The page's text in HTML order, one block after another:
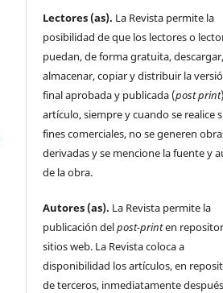
Lectores (as). La Revista permite la
posibilidad de que los lectores o
puedan, de forma gratuita, descargar,
almacenar, copiar y distribuir la
final aprobada y publicada (post print
artículo, siempre y cuando se realice
fines comerciales, no se generen
derivadas y se mencione la fuente y
de la obra.
Autores (as). La Revista permite la
publicación delpost-printen
sitios web. La Revista coloca a
disponibilidad los artículos, en
de terceros, inmediatamente